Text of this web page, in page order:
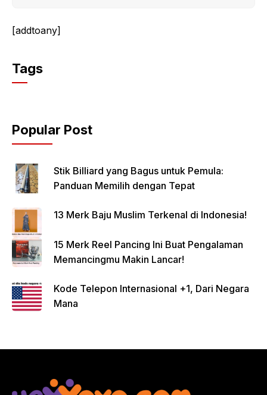
[addtoany]
Tags
Popular Post
Stik Billiard yang Bagus untuk Pemula:
Panduan Memilih dengan Tepat
13 Merk Baju Muslim Terkenal di Indonesia!
15 Merk Reel Pancing Ini Buat Pengalaman
Memancingmu Makin Lancar!
Kode Telepon Internasional +1, Dari Negara
Mana